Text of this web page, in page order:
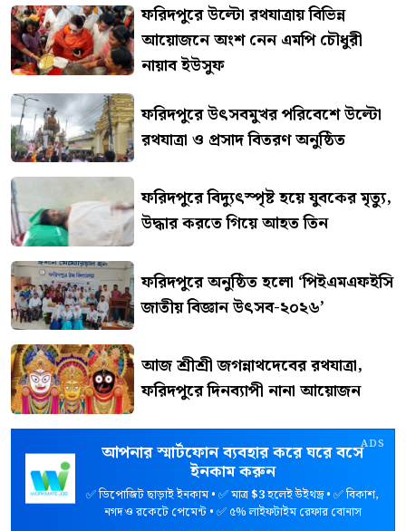
ফরিদপুরে উল্টো রথযাত্রায় বিভিন্ন
আয়োজনে অংশ নেন এমপি চৌধুরী
নায়াব ইউসুফ
ফরিদপুরে উৎসবমুখর পরিবেশে উল্টো
রথযাত্রা ও প্রসাদ বিতরণ অনুষ্ঠিত
ফরিদপুরে বিদ্যুৎস্পৃষ্ট হয়ে যুবকের মৃত্যু,
উদ্ধার করতে গিয়ে আহত তিন
ফরিদপুরে অনুষ্ঠিত হলো ‘পিইএমএফইসি
জাতীয় বিজ্ঞান উৎসব-২০২৬’
আজ শ্রীশ্রী জগন্নাথদেবের রথযাত্রা,
ফরিদপুরে দিনব্যাপী নানা আয়োজন
ADS
আপনার স্মার্টফোন ব্যবহার করে ঘরে বসে
ইনকাম করুন
✅ ডিপোজিট ছাড়াই ইনকাম • ✅ মাত্র$3হলেই উইথড্র • ✅ বিকাশ,
নগদ ও রকেটে পেমেন্ট • ✅ ৫% লাইফটাইম রেফার বোনাস